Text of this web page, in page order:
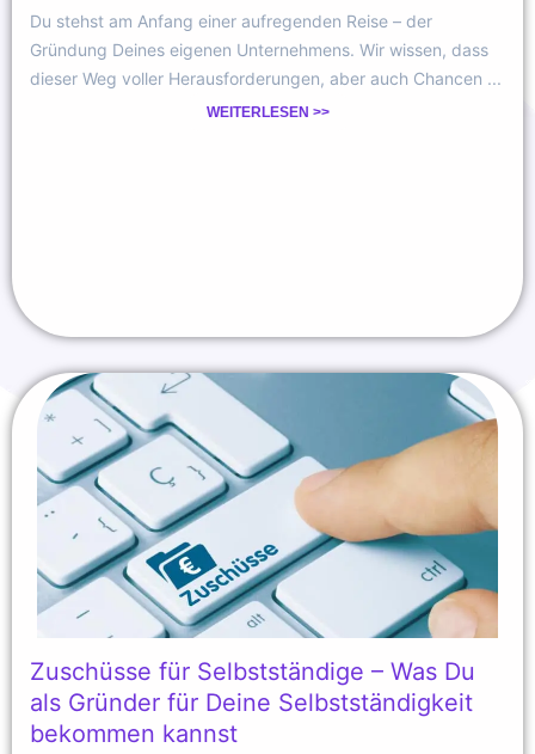
Du stehst am Anfang einer aufregenden Reise – der
Gründung Deines eigenen Unternehmens. Wir wissen, dass
dieser Weg voller Herausforderungen, aber auch Chancen ...
WEITERLESEN >>
Zuschüsse für Selbstständige – Was Du
als Gründer für Deine Selbstständigkeit
bekommen kannst